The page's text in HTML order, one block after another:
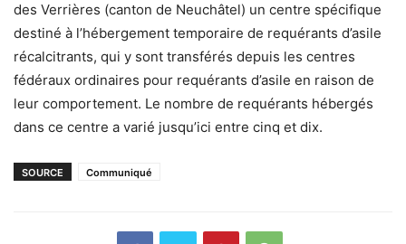
des Verrières (canton de Neuchâtel) un centre spécifique
destiné à l’hébergement temporaire de requérants d’asile
récalcitrants, qui y sont transférés depuis les centres
fédéraux ordinaires pour requérants d’asile en raison de
leur comportement. Le nombre de requérants hébergés
dans ce centre a varié jusqu’ici entre cinq et dix.
SOURCE Communiqué